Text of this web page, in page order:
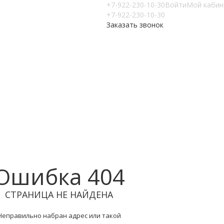
ВойтиМой
+7-922-230-10-30
+7-922-230-10-30
Заказать звонок
404
СТРАНИЦА НЕ НАЙДЕНА
набран адрес или такой